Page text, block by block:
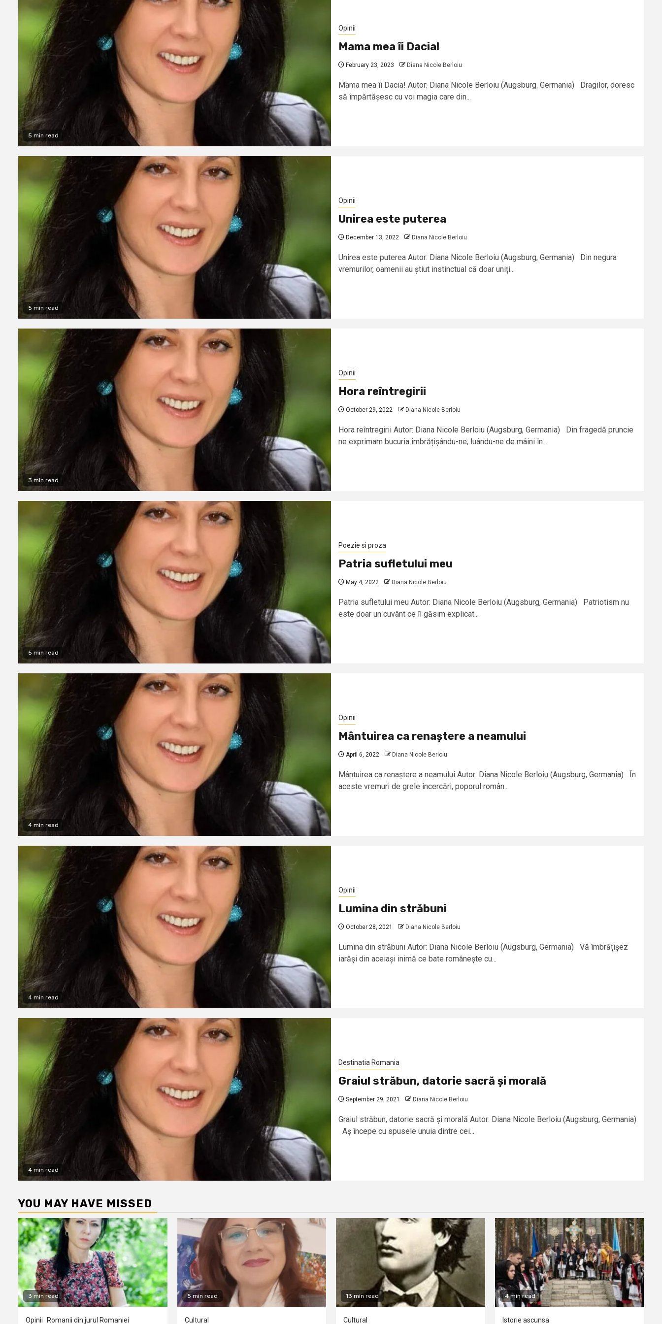
5 min read
Opinii
Mama mea îi Dacia!
February 23, 2023 Diana Nicole Berloiu
Mama mea îi Dacia! Autor: Diana Nicole Berloiu (Augsburg. Germania) Dragilor, doresc
să împărtășesc cu voi magia care din...
5 min read
Opinii
Unirea este puterea
December 13, 2022 Diana Nicole Berloiu
Unirea este puterea Autor: Diana Nicole Berloiu (Augsburg, Germania) Din negura
vremurilor, oamenii au știut instinctual că doar uniți...
3 min read
Opinii
Hora reîntregirii
October 29, 2022 Diana Nicole Berloiu
Hora reîntregirii Autor: Diana Nicole Berloiu (Augsburg, Germania) Din fragedă pruncie
ne exprimam bucuria îmbrățișându-ne, luându-ne de mâini în...
5 min read
Poezie si proza
Patria sufletului meu
May 4, 2022 Diana Nicole Berloiu
Patria sufletului meu Autor: Diana Nicole Berloiu (Augsburg, Germania) Patriotism nu
este doar un cuvânt ce îl găsim explicat...
4 min read
Opinii
Mântuirea ca renaștere a neamului
April 6, 2022 Diana Nicole Berloiu
Mântuirea ca renaștere a neamului Autor: Diana Nicole Berloiu (Augsburg, Germania) În
aceste vremuri de grele încercări, poporul român...
4 min read
Opinii
Lumina din străbuni
October 28, 2021 Diana Nicole Berloiu
Lumina din străbuni Autor: Diana Nicole Berloiu (Augsburg, Germania) Vă îmbrățișez
iarăși din aceiași inimă ce bate românește cu...
4 min read
Destinatia Romania
Graiul străbun, datorie sacră și morală
September 29, 2021 Diana Nicole Berloiu
Graiul străbun, datorie sacră și morală Autor: Diana Nicole Berloiu (Augsburg, Germania)
Aș începe cu spusele unuia dintre cei...
YOU MAY HAVE MISSED
3 min read
Opinii Romanii din jurul Romaniei
5 min read
Cultural
13 min read
Cultural
4 min read
Istorie ascunsa